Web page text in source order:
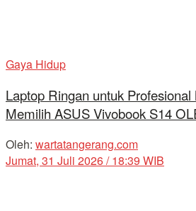
Gaya Hidup
Laptop Ringan untuk
Memilih ASUS Vivobook S14
Oleh: wartatangerang.com
Jumat, 31 Juli 2026 / 18:39 WIB